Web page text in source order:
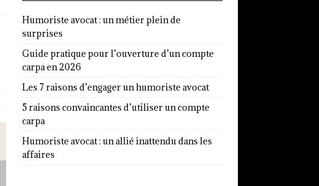
Humoriste avocat : un métier plein de
surprises
Guide pratique pour l’ouverture d’un compte
carpa en 2026
Les 7 raisons d’engager un humoriste avocat
5 raisons convaincantes d’utiliser un compte
carpa
Humoriste avocat : un allié inattendu dans les
affaires